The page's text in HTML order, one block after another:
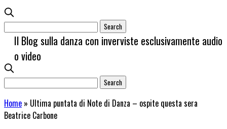
Il Blog sulla danza con inverviste esclusivamente audio
o video
Home » Ultima puntata di Note di Danza – ospite questa sera
Beatrice Carbone